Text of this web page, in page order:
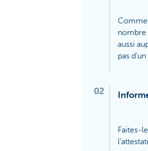
nombre
aussi
pas
02
Faites-